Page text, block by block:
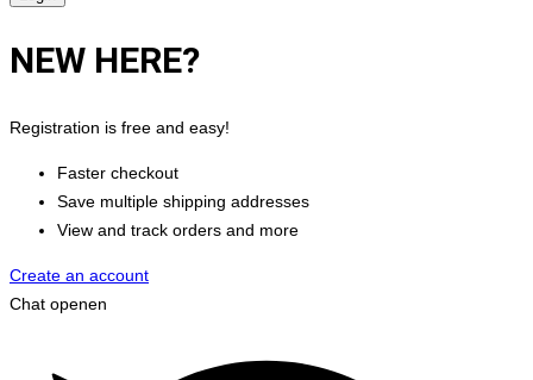
NEW HERE?
Registration is free and easy!
Faster checkout
Save multiple shipping addresses
View and track orders and more
Create an account
Chat openen